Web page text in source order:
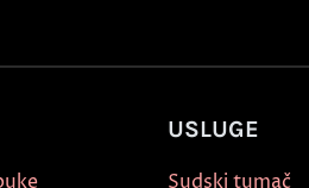
USLUGE
Sudski tumač